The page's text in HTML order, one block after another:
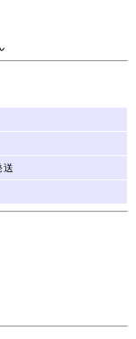
箱）
イズ）
連絡くださ
したら同梱可
日発送致しま
送いたしま
お申しつけ下
ります。
きますので
送